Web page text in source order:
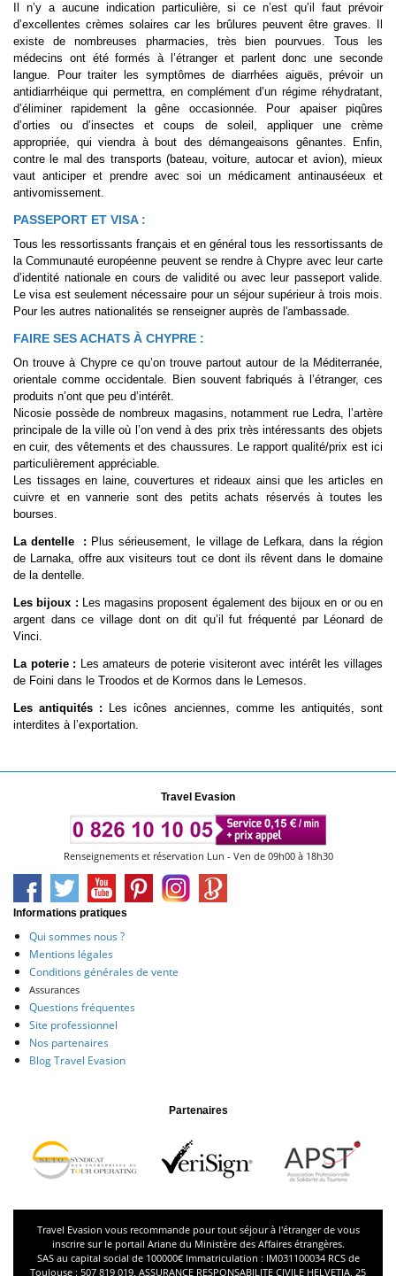
Il n’y a aucune indication particulière, si ce n’est qu’il faut prévoir
d’excellentes crèmes solaires car les brûlures peuvent être graves. Il
existe de nombreuses pharmacies, très bien pourvues. Tous les
médecins ont été formés à l’étranger et parlent donc une seconde
langue. Pour traiter les symptômes de diarrhées aiguës, prévoir un
antidiarrhéique qui permettra, en complément d’un régime réhydratant,
d’éliminer rapidement la gêne occasionnée. Pour apaiser piqûres
d’orties ou d’insectes et coups de soleil, appliquer une crème
appropriée, qui viendra à bout des démangeaisons gênantes. Enfin,
contre le mal des transports (bateau, voiture, autocar et avion), mieux
vaut anticiper et prendre avec soi un médicament antinauséeux et
antivomissement.
PASSEPORT ET VISA :
Tous les ressortissants français et en général tous les ressortissants de
la Communauté européenne peuvent se rendre à Chypre avec leur carte
d’identité nationale en cours de validité ou avec leur passeport valide.
Le visa est seulement nécessaire pour un séjour supérieur à trois mois.
Pour les autres nationalités se renseigner auprès de l'ambassade.
FAIRE SES ACHATS À CHYPRE :
On trouve à Chypre ce qu’on trouve partout autour de la Méditerranée,
orientale comme occidentale. Bien souvent fabriqués à l’étranger, ces
produits n’ont que peu d’intérêt.
Nicosie possède de nombreux magasins, notamment rue Ledra, l’artère
principale de la ville où l’on vend à des prix très intéressants des objets
en cuir, des vêtements et des chaussures. Le rapport qualité/prix est ici
particulièrement appréciable.
Les tissages en laine, couvertures et rideaux ainsi que les articles en
cuivre et en vannerie sont des petits achats réservés à toutes les
bourses.
La dentelle : Plus sérieusement, le village de Lefkara, dans la région
de Larnaka, offre aux visiteurs tout ce dont ils rêvent dans le domaine
de la dentelle.
Les bijoux : Les magasins proposent également des bijoux en or ou en
argent dans ce village dont on dit qu’il fut fréquenté par Léonard de
Vinci.
La poterie : Les amateurs de poterie visiteront avec intérêt les villages
de Foini dans le Troodos et de Kormos dans le Lemesos.
Les antiquités : Les icônes anciennes, comme les antiquités, sont
interdites à l’exportation.
Travel Evasion
Renseignements et réservation Lun - Ven de 09h00 à 18h30
Informations pratiques
Qui sommes nous ?
Mentions légales
Conditions générales de vente
Assurances
Questions fréquentes
Site professionnel
Nos partenaires
Blog Travel Evasion
Partenaires
Travel Evasion vous recommande pour tout séjour à l'étranger de vous
inscrire sur le portail Arianedu Ministère des Affaires étrangères.
SAS au capital social de 100000€ Immatriculation : IM031100034 RCS de
Toulouse : 507 819 019, ASSURANCE RESPONSABILITE CIVILE HELVETIA, 25